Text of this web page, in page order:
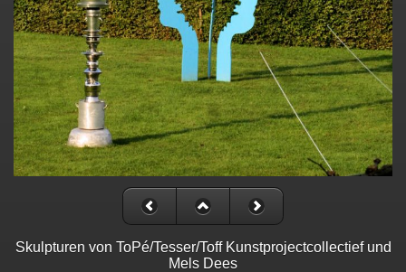
Skulpturen von ToPé/Tesser/Toff Kunstprojectcollectief und
Mels Dees